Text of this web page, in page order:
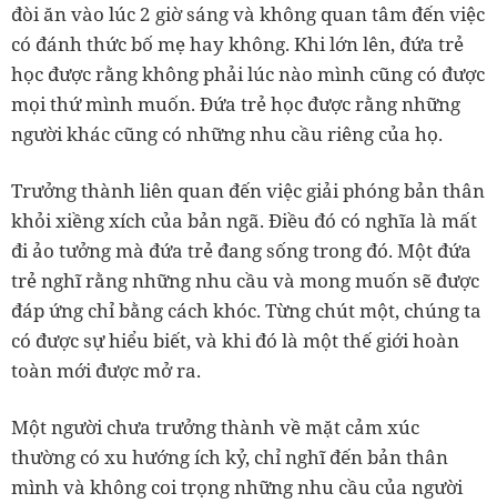
đòi ăn vào lúc 2 giờ sáng và không quan tâm đến việc
có đánh thức bố mẹ hay không. Khi lớn lên, đứa trẻ
học được rằng không phải lúc nào mình cũng có được
mọi thứ mình muốn. Đứa trẻ học được rằng những
người khác cũng có những nhu cầu riêng của họ.
Trưởng thành liên quan đến việc giải phóng bản thân
khỏi xiềng xích của bản ngã. Điều đó có nghĩa là mất
đi ảo tưởng mà đứa trẻ đang sống trong đó. Một đứa
trẻ nghĩ rằng những nhu cầu và mong muốn sẽ được
đáp ứng chỉ bằng cách khóc. Từng chút một, chúng ta
có được sự hiểu biết, và khi đó là một thế giới hoàn
toàn mới được mở ra.
Một người chưa trưởng thành về mặt cảm xúc
thường có xu hướng ích kỷ, chỉ nghĩ đến bản thân
mình và không coi trọng những nhu cầu của người